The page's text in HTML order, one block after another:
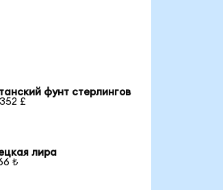
фунт стерлингов
£
лира
₺